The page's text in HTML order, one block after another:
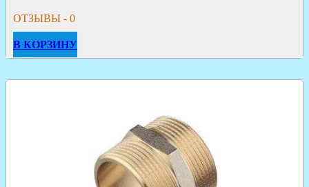
ОТЗЫВЫ - 0
В КОРЗИНУ